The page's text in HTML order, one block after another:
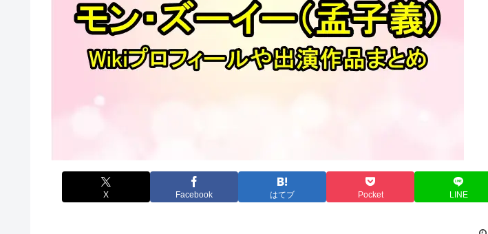
X Facebook はてブ Pocket LINE